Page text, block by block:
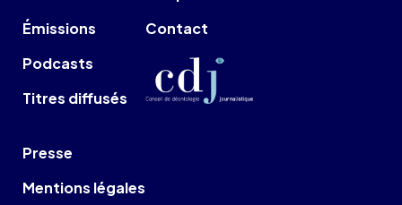
Émissions
Podcasts
Titres diffusés
Contact
Presse
Mentions légales